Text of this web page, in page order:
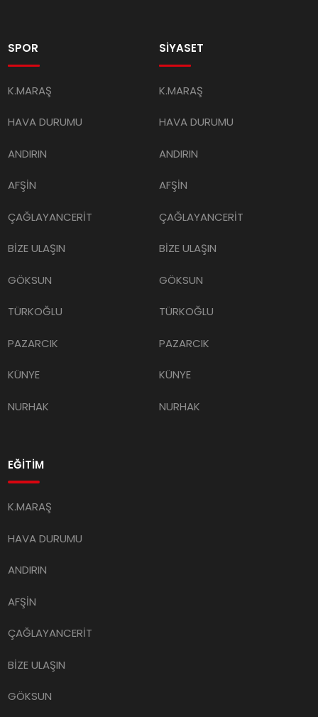
SPOR
K.MARAŞ
HAVA DURUMU
ANDIRIN
AFŞİN
ÇAĞLAYANCERİT
BİZE ULAŞIN
GÖKSUN
TÜRKOĞLU
PAZARCIK
KÜNYE
NURHAK
SİYASET
K.MARAŞ
HAVA DURUMU
ANDIRIN
AFŞİN
ÇAĞLAYANCERİT
BİZE ULAŞIN
GÖKSUN
TÜRKOĞLU
PAZARCIK
KÜNYE
NURHAK
EĞİTİM
K.MARAŞ
HAVA DURUMU
ANDIRIN
AFŞİN
ÇAĞLAYANCERİT
BİZE ULAŞIN
GÖKSUN